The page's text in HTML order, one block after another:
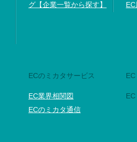
グ【企業一覧から探す】
ECのミカタサービス
EC業界相関図
ECのミカタ通信